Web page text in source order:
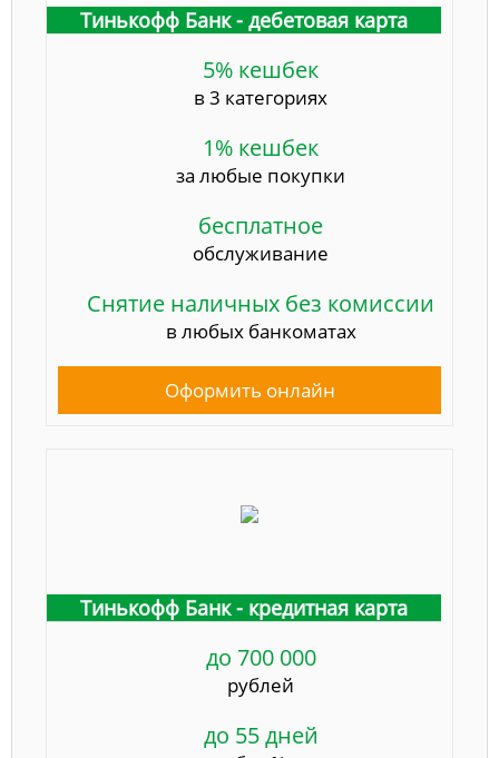
Тинькофф Банк - дебетовая карта
5% кешбек
в 3 категориях
1% кешбек
за любые покупки
бесплатное
обслуживание
Снятие наличных без комиссии
в любых банкоматах
Оформить онлайн
Тинькофф Банк - кредитная карта
до 700 000
рублей
до 55 дней